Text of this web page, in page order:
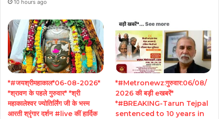
10 hours ago
*#जयश्रीमहाकाल*06-08-2026*
*श्रावण के पहले गुरुवार* *श्री
महाकालेश्वर ज्योतिर्लिंग जी के भस्म
आरती श्रृंगार दर्शन #live कीं हार्दिक
*#Metronewz:गुरुवार:06/08/
2026 की बड़ी eखबरें*
*#BREAKING-Tarun Tejpal
sentenced to 10 years in